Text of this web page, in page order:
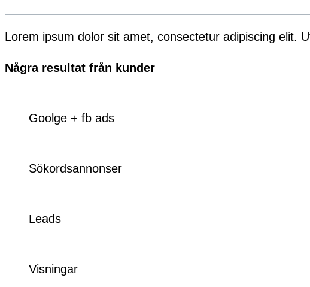
Lorem ipsum dolor sit amet, consectetur adipiscing elit.
Några resultat från kunder
Goolge + fb ads
Sökordsannonser
Leads
Visningar